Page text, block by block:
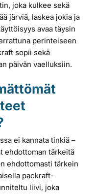
joka kulkee sekä
järviä, laskea jokia ja
avaa täysin
perinteiseen
sopii sekä
päivän vaelluksiin.
ei kannata tinkiä –
ehdottoman tärkeitä
ehdottomasti tärkein
packraft-
liivi, joka